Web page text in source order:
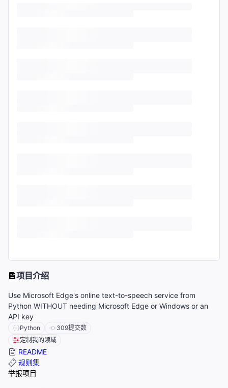
项目介绍
Use Microsoft Edge's online text-to-speech service from
Python WITHOUT needing Microsoft Edge or Windows or an
API key
Python 309提交数
定制我的领域
README
规则集
举报项目